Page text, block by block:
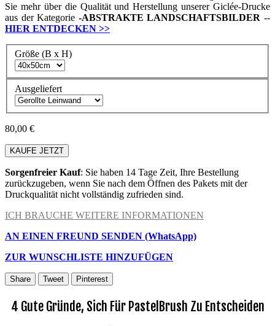
Sie mehr über die Qualität und Herstellung unserer Giclée-Drucke
aus der Kategorie -ABSTRAKTE LANDSCHAFTSBILDER --
HIER ENTDECKEN >>
Größe (B x H)
Ausgeliefert
80,00 €
KAUFE JETZT
Sorgenfreier Kauf: Sie haben 14 Tage Zeit, Ihre Bestellung
zurückzugeben, wenn Sie nach dem Öffnen des Pakets mit der
Druckqualität nicht vollständig zufrieden sind.
ICH BRAUCHE WEITERE INFORMATIONEN
AN EINEN FREUND SENDEN (WhatsApp)
ZUR WUNSCHLISTE HINZUFÜGEN
Share Tweet Pinterest
4 Gute Gründe, Sich Für PastelBrush Zu Entscheiden